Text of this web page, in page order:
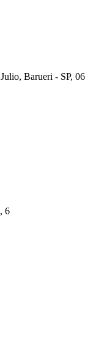
Barueri - SP,
6